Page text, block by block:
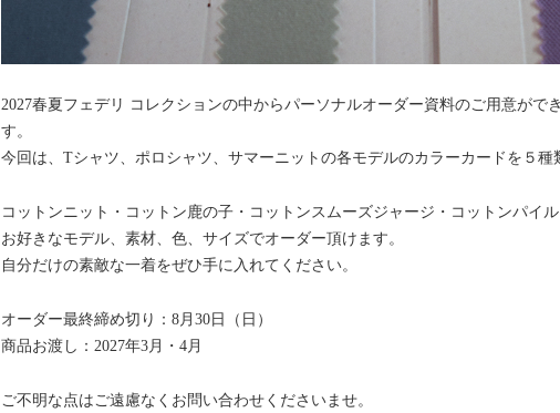
2027春夏フェデリ コレクションの中からパーソナルオーダー資料のご用意がで
す。
今回は、Tシャツ、ポロシャツ、サマーニットの各モデルのカラーカードを５種
コットンニット・コットン鹿の子・コットンスムーズジャージ・コットンパイ
お好きなモデル、素材、色、サイズでオーダー頂けます。
自分だけの素敵な一着をぜひ手に入れてください。
オーダー最終締め切り：8月30日（日）
商品お渡し：2027年3月・4月
ご不明な点はご遠慮なくお問い合わせくださいませ。